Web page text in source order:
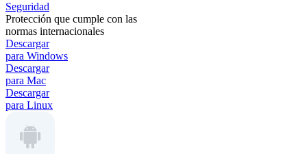
Seguridad
Protección que cumple con las
normas internacionales
Descargar
para Windows
Descargar
para Mac
Descargar
para Linux